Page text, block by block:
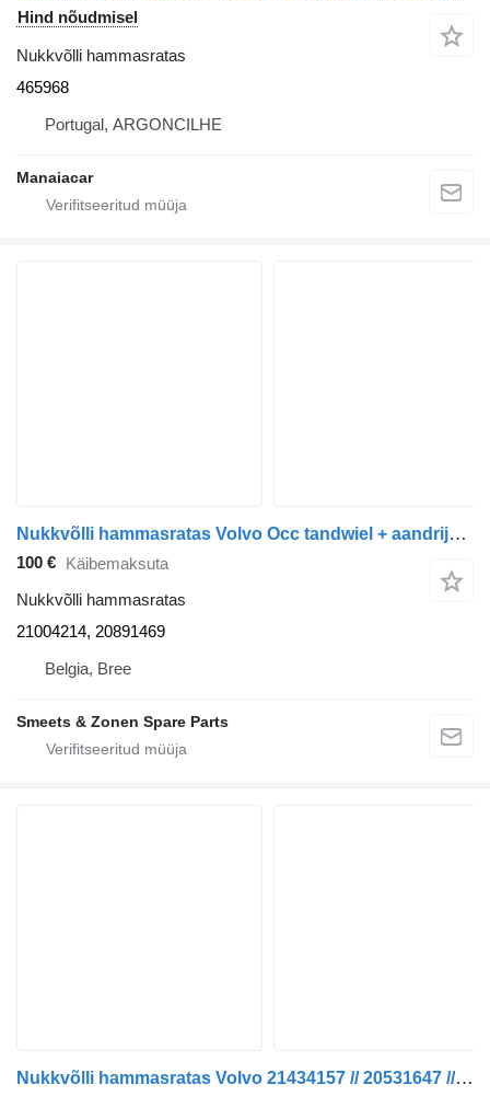
Hind nõudmisel
Nukkvõlli hammasratas
465968
Portugal, ARGONCILHE
Manaiacar
Nukkvõlli hammasratas Volvo Occ tandwiel + aandrijving FH 21004214 20891 tüübi jaoks veoauto
100 € Käibemaksuta
Nukkvõlli hammasratas
21004214, 20891469
Belgia, Bree
Smeets & Zonen Spare Parts
Nukkvõlli hammasratas Volvo 21434157 // 20531647 // 20850724 // 20480556 ESIKÄIK 460 EUR tüübi jaoks veoauto